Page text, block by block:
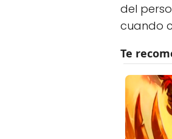
del
cuando